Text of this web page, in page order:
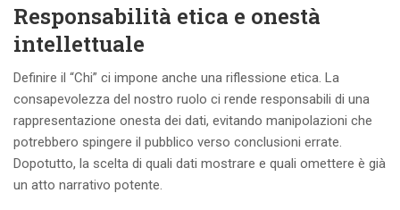
Responsabilità etica e onestà
intellettuale
Definire il “Chi” ci impone anche una riflessione etica. La
consapevolezza del nostro ruolo ci rende responsabili di una
rappresentazione onesta dei dati, evitando manipolazioni che
potrebbero spingere il pubblico verso conclusioni errate.
Dopotutto, la scelta di quali dati mostrare e quali omettere è già
un atto narrativo potente.